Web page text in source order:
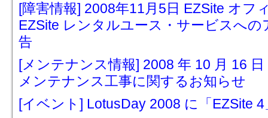
[障害情報] 2008年11月5日 EZSite オ
EZSite レンタルユース・サービスへ
告
[メンテナンス情報] 2008 年 10 月 16
メンテナンス工事に関するお知らせ
[イベント] LotusDay 2008 に「EZSite